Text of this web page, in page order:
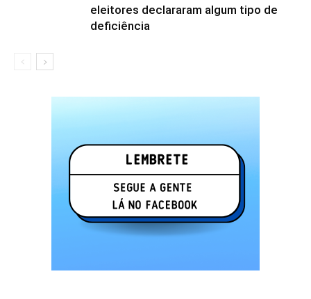
eleitores declararam algum tipo de
deficiência